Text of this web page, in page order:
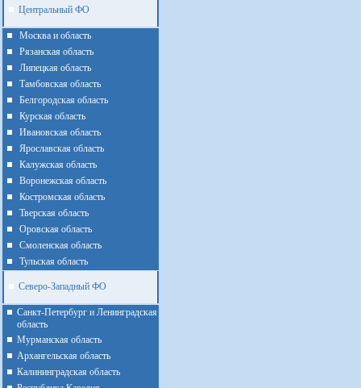
Центральный ФО
Москва и область
Рязанская область
Липецкая область
Тамбовская область
Белгородская область
Курская область
Ивановская область
Ярославская область
Калужская область
Воронежская область
Костромская область
Тверская область
Оровская область
Смоленская область
Тульская область
Северо-Западный ФО
Санкт-Петербург и Ленинградская
область
Мурманская область
Архангельская область
Калининградская область